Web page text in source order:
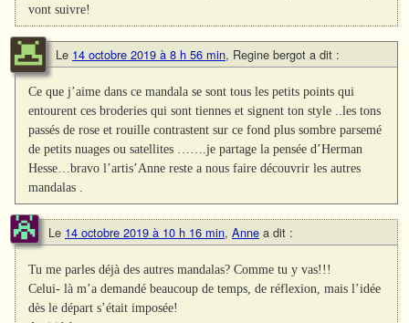
vont suivre!
Le 14 octobre 2019 à 8 h 56 min, Regine bergot a dit :
Ce que j’aime dans ce mandala se sont tous les petits points qui
entourent ces broderies qui sont tiennes et signent ton style ..les tons
passés de rose et rouille contrastent sur ce fond plus sombre parsemé
de petits nuages ou satellites …….je partage la pensée d’Herman
Hesse…bravo l’artis’Anne reste a nous faire découvrir les autres
mandalas .
Le 14 octobre 2019 à 10 h 16 min, Anne a dit :
Tu me parles déjà des autres mandalas? Comme tu y vas!!!
Celui- là m’a demandé beaucoup de temps, de réflexion, mais l’idée
dès le départ s’était imposée!